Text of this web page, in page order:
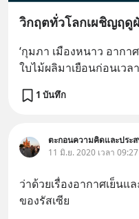
วิกฤตทั่วโลกเผชิญฤดู
‘กุมภา เมืองหนาว อากา
ใบไม้ผลิมาเยือนก่อนเวลา
1 บันทึก
ตะกอนความคิดและประ
11 มิ.ย. 2020 เวลา
ว่าด้วยเรื่องอากาศเย็นแ
ของรัสเซีย